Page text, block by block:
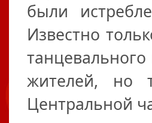
были
Известно
жителей, но
Центральной